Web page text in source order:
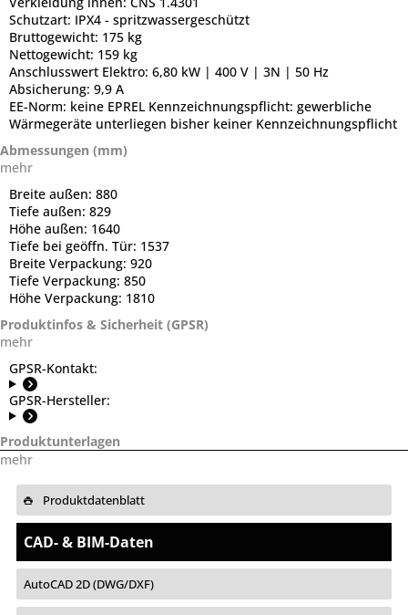
Schutzart: IPX4 - spritzwassergeschützt
Bruttogewicht: 175 kg
Nettogewicht: 159 kg
Anschlusswert Elektro: 6,80 kW | 400 V | 3N | 50 Hz
Absicherung: 9,9 A
EE-Norm: keine EPREL Kennzeichnungspflicht: gewerbliche
Wärmegeräte unterliegen bisher keiner Kennzeichnungspflicht
Abmessungen (mm)
mehr
Breite außen: 880
Tiefe außen: 829
Höhe außen: 1640
Tiefe bei geöffn. Tür: 1537
Breite Verpackung: 920
Tiefe Verpackung: 850
Höhe Verpackung: 1810
Produktinfos & Sicherheit (GPSR)
mehr
GPSR-Kontakt:
GPSR-Hersteller:
Produktunterlagen
mehr
Produktdatenblatt
CAD- & BIM-Daten
AutoCAD 2D (DWG/DXF)